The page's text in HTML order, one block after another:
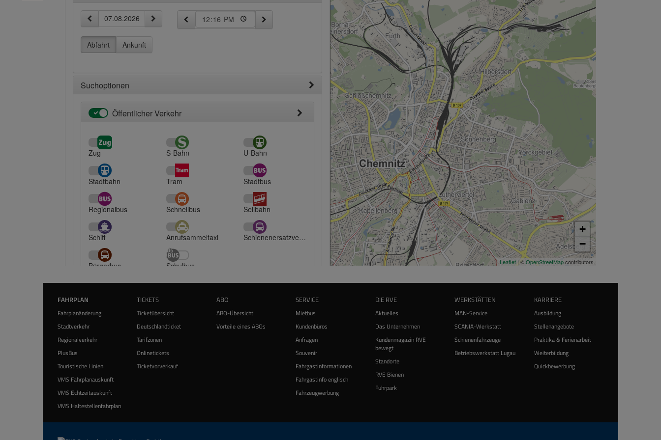
FAHRPLAN
Fahrplanänderung
Stadtverkehr
Regionalverkehr
PlusBus
Touristische Linien
VMS Fahrplanauskunft
VMS Echtzeitauskunft
VMS Haltestellenfahrplan
TICKETS
Ticketübersicht
Deutschlandticket
Tarifzonen
Onlinetickets
Ticketvorverkauf
ABO
ABO-Übersicht
Vorteile eines ABOs
SERVICE
Mietbus
Kundenbüros
Anfragen
Souvenir
Fahrgastinformationen
Fahrgastinfo englisch
Fahrzeugwerbung
DIE RVE
Aktuelles
Das Unternehmen
Kundenmagazin RVE
bewegt
Standorte
RVE Bienen
Fuhrpark
WERKSTÄTTEN
MAN-Service
SCANIA-Werkstatt
Schienenfahrzeuge
Betriebswerkstatt Lugau
KARRIERE
Ausbildung
Stellenangebote
Praktika & Ferienarbeit
Weiterbildung
Quickbewerbung